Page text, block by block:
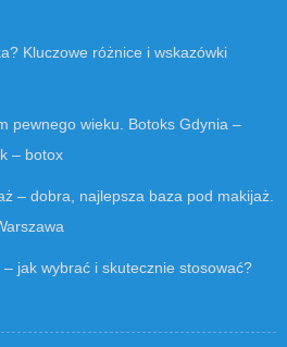
Kluczowe różnice i wskazówki
pewnego wieku. Botoks Gdynia –
– botox
– dobra, najlepsza baza pod makijaż.
jak wybrać i skutecznie stosować?